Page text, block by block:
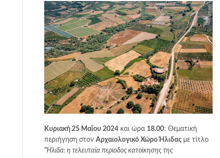
Κυριακή 25 Μαΐου 2024 και ώρα 18.00: Θεματική
περιήγηση στον Αρχαιολογικό Χώρο Ήλιδας με τίτλο
“Ήλιδα: η τελευταία περίοδος κατοίκησης της